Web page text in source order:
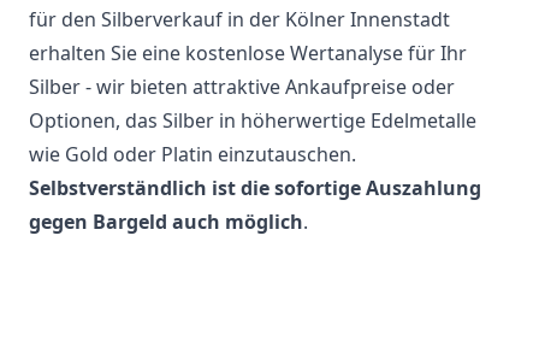
für den Silberverkauf in der Kölner Innenstadt
erhalten Sie eine kostenlose Wertanalyse für Ihr
Silber - wir bieten attraktive Ankaufpreise oder
Optionen, das Silber in höherwertige Edelmetalle
wie Gold oder Platin einzutauschen.
Selbstverständlich ist die sofortige Auszahlung
gegen Bargeld auch möglich.